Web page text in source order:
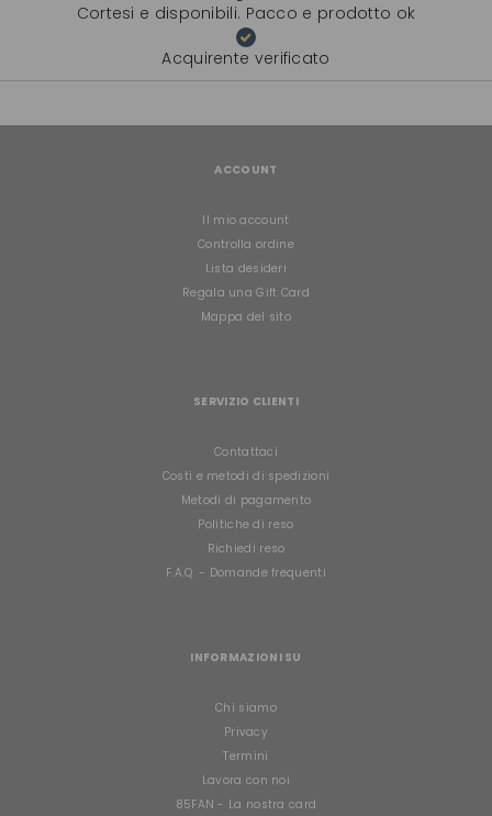
Cortesi e disponibili. Pacco e prodotto ok
Acquirente verificato
ACCOUNT
Il mio account
Controlla ordine
Lista desideri
Regala una Gift Card
Mappa del sito
SERVIZIO CLIENTI
Contattaci
Costi e metodi di spedizioni
Metodi di pagamento
Politiche di reso
Richiedi reso
F.A.Q. - Domande frequenti
INFORMAZIONI SU
Chi siamo
Privacy
Termini
Lavora con noi
85FAN - La nostra card